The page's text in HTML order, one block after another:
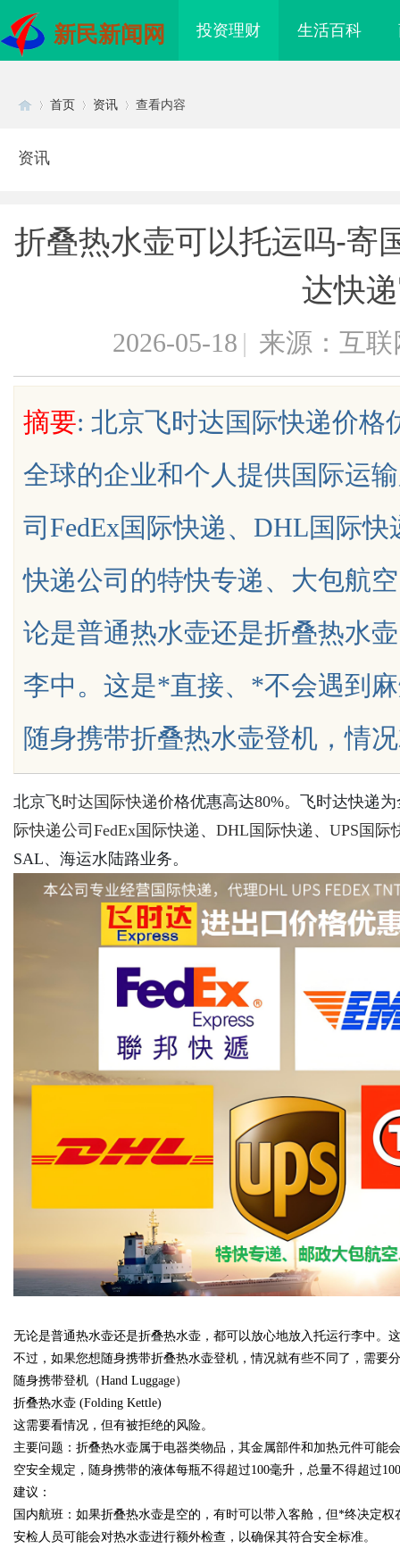
新民新闻网 投资理财 生活百科
uz
ar
首页 资讯 查看内容
资讯
折叠热水壶可以托运吗-寄
达快
2026-05-18 | 来源：互联
摘要: 北京飞时达国际快递价格
全球的企业和个人提供国际运
司FedEx国际快递、DHL国际
快递公司的特快专递、大包航
论是普通热水壶还是折叠热水
李中。这是*直接、*不会遇到
随身携带折叠热水壶登机，情
北京 飞时达 国际快递价格优惠高达80%。飞时达快递
际快递公司 FedEx国际快递 、 DHL国际快递 、 UPS国际
SAL、海运水陆路业务。
无论是普通热水壶还是折叠热水壶，都可以放心地放入托运行李中。
不过，如果您想随身携带折叠热水壶登机，情况就有些不同了，需要
随身携带登机（Hand Luggage）
折叠热水壶 (Folding Kettle)
这需要看情况，但有被拒绝的风险。
主要问题：折叠热水壶属于电器类物品，其金属部件和加热元件可能
空安全规定，随身携带的液体每瓶不得超过100毫升，总量不得超过
建议：
国内航班：如果折叠热水壶是空的，有时可以带入客舱，但*终决定
安检人员可能会对热水壶进行额外检查，以确保其符合安全标准。
制造解决方案